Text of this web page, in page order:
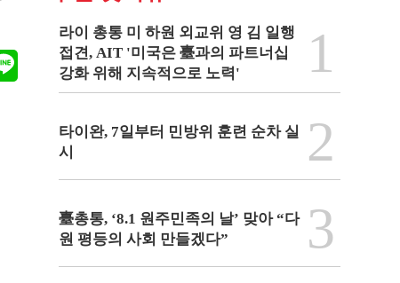
라이 총통 미 하원 외교위 영 김 일행
접견, AIT '미국은 臺과의 파트너십
강화 위해 지속적으로 노력'
1
타이완, 7일부터 민방위 훈련 순차 실
시
2
臺총통, ‘8.1 원주민족의 날’ 맞아 “다
원 평등의 사회 만들겠다”
3